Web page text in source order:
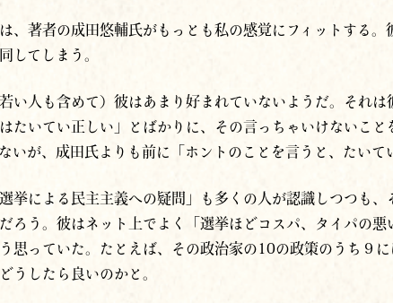
、著者の成田悠輔氏がもっとも私の感覚にフィットする
してしまう。
い人も含めて）彼はあまり好まれていないようだ。それは
たいてい正しい」とばかりに、その言っちゃいけないこ
いが、成田氏よりも前に「ホントのことを言うと、たいて
挙による民主主義への疑問」も多くの人が認識しつつも、
ろう。彼はネット上でよく「選挙ほどコスパ、タイパの悪
思っていた。たとえば、その政治家の10の政策のうち９
うしたら良いのかと。